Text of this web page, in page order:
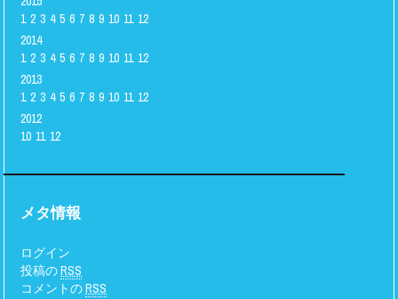
1 2 3 4 5 6 7 8 9 10 11 12
2014
1 2 3 4 5 6 7 8 9 10 11 12
2013
1 2 3 4 5 6 7 8 9 10 11 12
2012
10 11 12
メタ情報
ログイン
投稿のRSS
コメントのRSS